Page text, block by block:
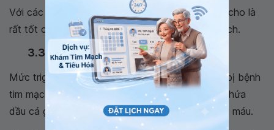
Với các thành phần tốt, lành mạnh, cá hồi được cho là
rất tốt cho sức khỏe cũng như sức khỏe tim mạch.
3.3 Giảm triglycerides và huyết áp
Mức triglyceride cao khiến cho bạn có nguy cơ bị bệnh
tim mạch. Việc ăn cá hồi hay các sản phẩm có chứa
dầu cá giúp giảm đến 50% mức triglyceride trong máu.